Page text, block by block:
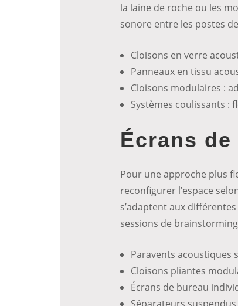
la laine de roche ou les
sonore entre les postes
Cloisons en verre
Panneaux en tissu
Cloisons modulaires :
Systèmes coulissants :
Écrans
Pour une approche plus
reconfigurer l’espace
s’adaptent aux
sessions de
Paravents acoustiques
Cloisons pliantes
Écrans de bureau